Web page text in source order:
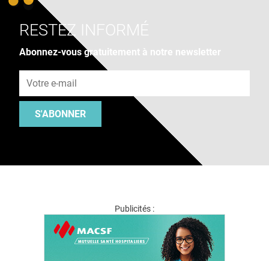
RESTEZ INFORMÉ
Abonnez-vous gratuitement à notre newsletter
S'ABONNER
Publicités :